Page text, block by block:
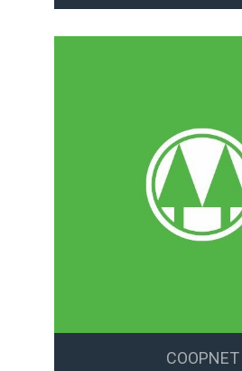
COOPNET